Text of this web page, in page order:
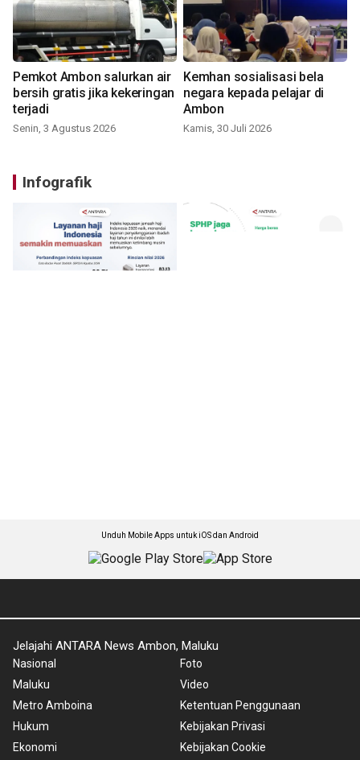
Pemkot Ambon salurkan air
bersih gratis jika kekeringan
terjadi
Senin, 3 Agustus 2026
Kemhan sosialisasi bela
negara kepada pelajar di
Ambon
Kamis, 30 Juli 2026
Infografik
Unduh Mobile Apps untuk iOS dan Android
Jelajahi ANTARA News Ambon, Maluku
Nasional
Maluku
Metro Amboina
Hukum
Ekonomi
Foto
Video
Ketentuan Penggunaan
Kebijakan Privasi
Kebijakan Cookie